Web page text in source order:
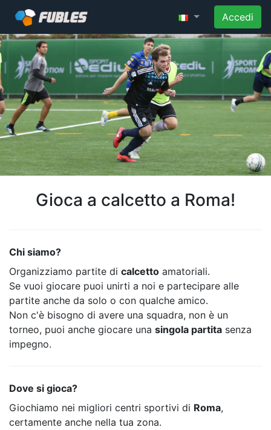
Accedi
Gioca a calcetto a Roma!
Chi siamo?
Organizziamo partite di calcetto amatoriali.
Se vuoi giocare puoi unirti a noi e partecipare alle
partite anche da solo o con qualche amico.
Non c'è bisogno di avere una squadra, non è un
torneo, puoi anche giocare una singola partita senza
impegno.
Dove si gioca?
Giochiamo nei migliori centri sportivi di Roma,
certamente anche nella tua zona.